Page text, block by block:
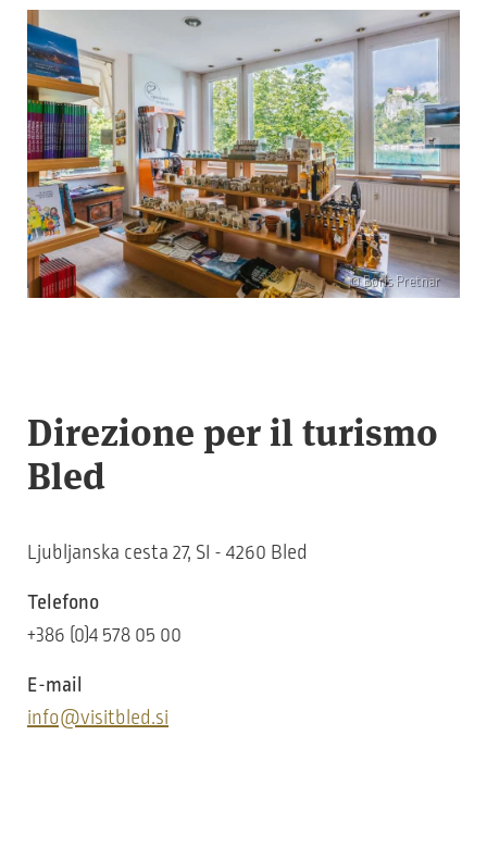
© Boris Pretnar
Direzione per il turismo
Bled
Ljubljanska cesta 27, SI - 4260 Bled
Telefono
+386 (0)4 578 05 00
E-mail
info@visitbled.si